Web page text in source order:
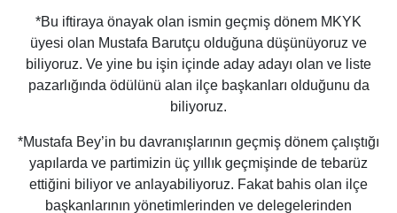
*Bu iftiraya önayak olan ismin geçmiş dönem MKYK
üyesi olan Mustafa Barutçu olduğuna düşünüyoruz ve
biliyoruz. Ve yine bu işin içinde aday adayı olan ve liste
pazarlığında ödülünü alan ilçe başkanları olduğunu da
biliyoruz.
*Mustafa Bey’in bu davranışlarının geçmiş dönem çalıştığı
yapılarda ve partimizin üç yıllık geçmişinde de tebarüz
ettiğini biliyor ve anlayabiliyoruz. Fakat bahis olan ilçe
başkanlarının yönetimlerinden ve delegelerinden